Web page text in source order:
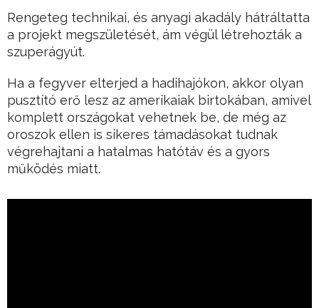
Rengeteg technikai, és anyagi akadály hátráltatta
a projekt megszületését, ám végül létrehozták a
szuperágyút.
Ha a fegyver elterjed a hadihajókon, akkor olyan
pusztító erő lesz az amerikaiak birtokában, amivel
komplett országokat vehetnek be, de még az
oroszok ellen is sikeres támadásokat tudnak
végrehajtani a hatalmas hatótáv és a gyors
működés miatt.